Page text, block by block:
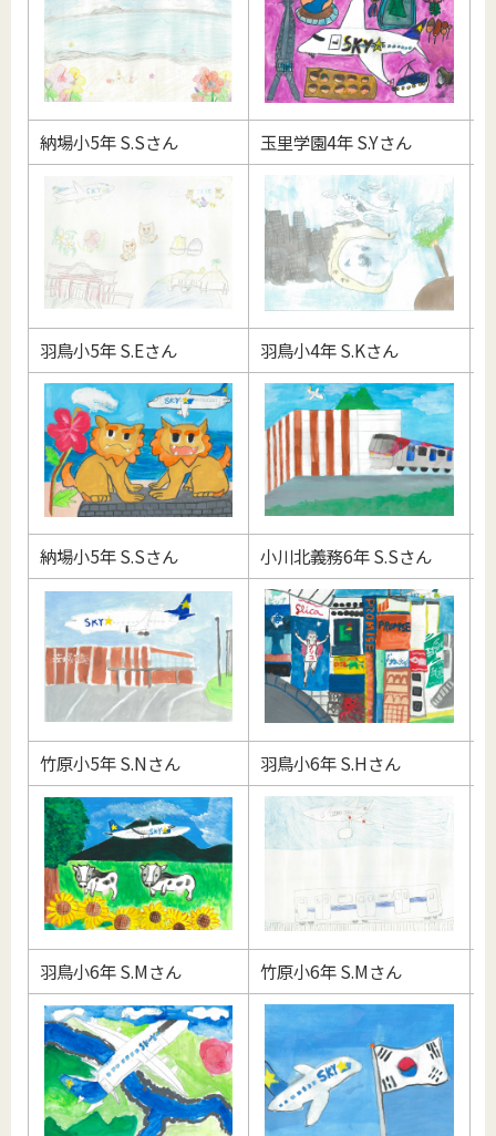
納場小5年 S.Sさん 玉里学園4年 S.Yさん
羽鳥小5年 S.Eさん 羽鳥小4年 S.Kさん
納場小5年 S.Sさん 小川北義務6年 S.Sさん
竹原小5年 S.Nさん 羽鳥小6年 S.Hさん
羽鳥小6年 S.Mさん 竹原小6年 S.Mさん